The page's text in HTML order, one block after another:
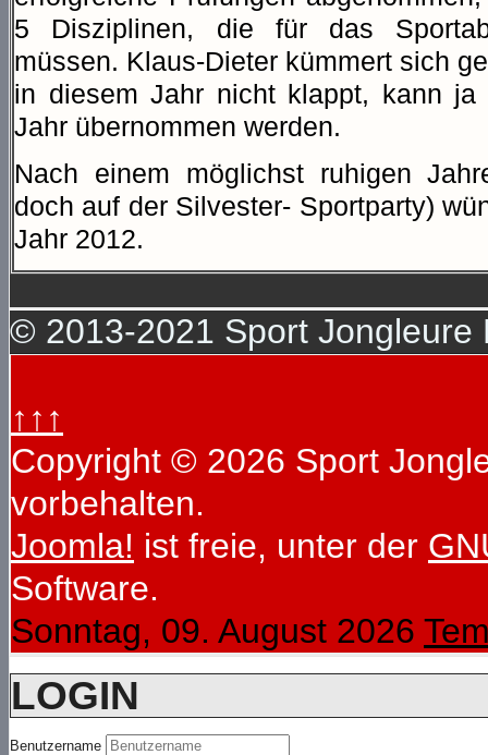
5 Disziplinen, die für das
müssen. Klaus-Dieter kümmert sich
in diesem Jahr nicht klappt, kann
Jahr übernommen werden.
Nach einem möglichst ruhigen
doch auf der Silvester- Sportparty)
Jahr 2012.
© 2013-2021 Sport Jongleure
↑↑↑
Copyright © 2026 Sport
vorbehalten.
Joomla! ist freie, unter der
Software.
Sonntag, 09. August 2026
LOGIN
Benutzername